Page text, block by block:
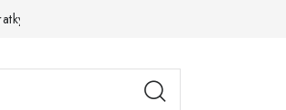
a Reklamácie